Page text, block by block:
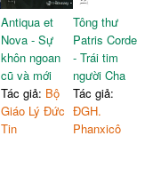
Antiqua et
Nova - Sự
khôn ngoan
cũ và mới
Tác giả: Bộ
Giáo Lý Đức
Tin
Tông thư
Patris Corde
- Trái tim
người Cha
Tác giả:
ĐGH.
Phanxicô